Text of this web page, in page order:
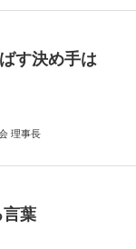
す決め手は
理事長
葉